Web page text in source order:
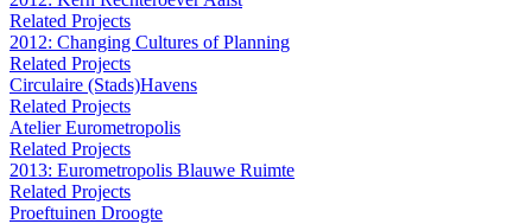
Related Projects
2012: Changing Cultures of Planning
Related Projects
Circulaire (Stads)Havens
Related Projects
Atelier Eurometropolis
Related Projects
2013: Eurometropolis Blauwe Ruimte
Related Projects
Proeftuinen Droogte